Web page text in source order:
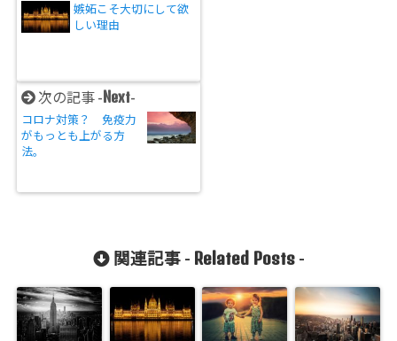
嫉妬こそ大切にして欲
しい理由
次の記事 -Next-
コロナ対策？ 免疫力
がもっとも上がる方
法。
関連記事 - Related Posts-